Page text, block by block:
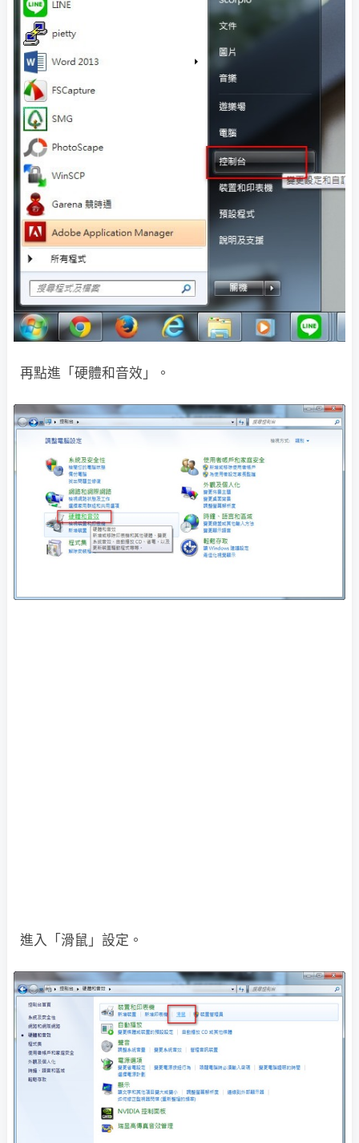
再點進「硬體和音效」。
進入「滑鼠」設定。